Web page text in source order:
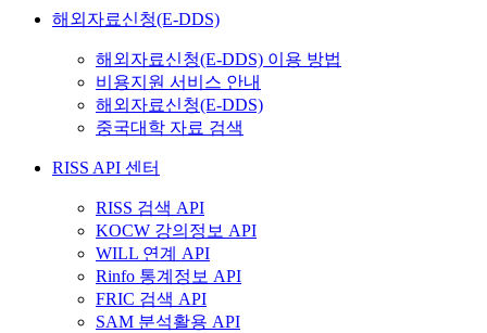
해외자료신청(E-DDS)
해외자료신청(E-DDS) 이용 방법
비용지원 서비스 안내
해외자료신청(E-DDS)
중국대학 자료 검색
RISS API 센터
RISS 검색 API
KOCW 강의정보 API
WILL 연계 API
Rinfo 통계정보 API
FRIC 검색 API
SAM 분석활용 API